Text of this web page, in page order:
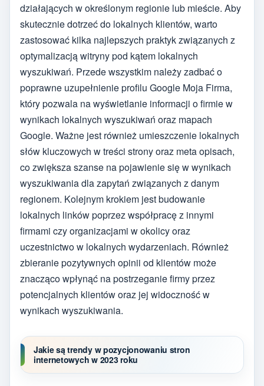
działających w określonym regionie lub mieście. Aby
skutecznie dotrzeć do lokalnych klientów, warto
zastosować kilka najlepszych praktyk związanych z
optymalizacją witryny pod kątem lokalnych
wyszukiwań. Przede wszystkim należy zadbać o
poprawne uzupełnienie profilu Google Moja Firma,
który pozwala na wyświetlanie informacji o firmie w
wynikach lokalnych wyszukiwań oraz mapach
Google. Ważne jest również umieszczenie lokalnych
słów kluczowych w treści strony oraz meta opisach,
co zwiększa szanse na pojawienie się w wynikach
wyszukiwania dla zapytań związanych z danym
regionem. Kolejnym krokiem jest budowanie
lokalnych linków poprzez współpracę z innymi
firmami czy organizacjami w okolicy oraz
uczestnictwo w lokalnych wydarzeniach. Również
zbieranie pozytywnych opinii od klientów może
znacząco wpłynąć na postrzeganie firmy przez
potencjalnych klientów oraz jej widoczność w
wynikach wyszukiwania.
Jakie są trendy w pozycjonowaniu stron
internetowych w 2023 roku